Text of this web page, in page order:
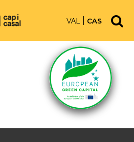
VAL CAS